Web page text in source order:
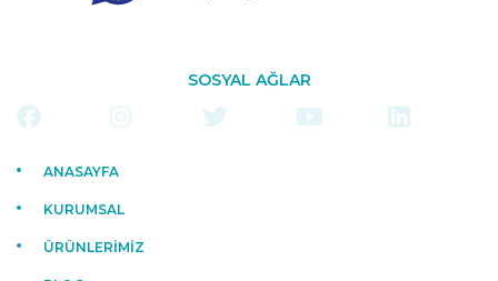
SOSYAL AĞLAR
ANASAYFA
KURUMSAL
ÜRÜNLERİMİZ